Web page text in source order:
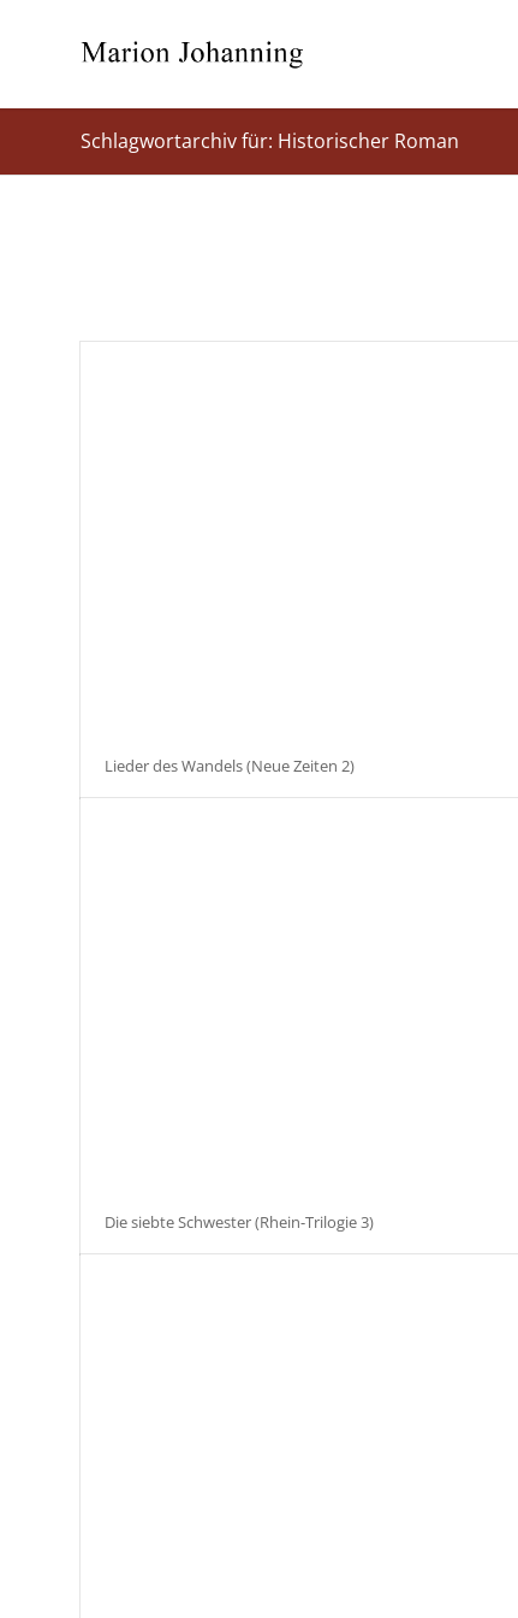
Schlagwortarchiv für: Historischer Roman
Lieder des Wandels (Neue Zeiten 2)
Die siebte Schwester (Rhein-Trilogie 3)